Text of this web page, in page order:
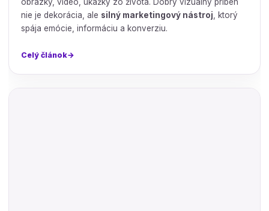
nie je dekorácia, ale silný marketingový nástroj , ktorý
spája emócie, informáciu a konverziu.
Celý článok